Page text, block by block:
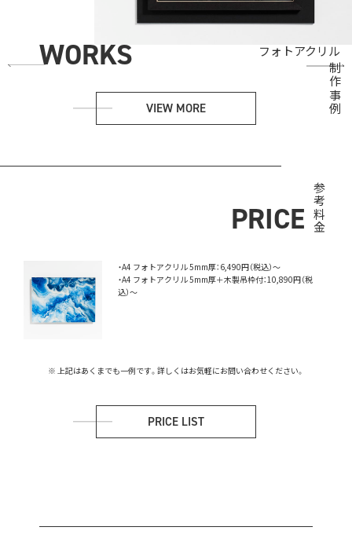
WORKS
制作事例
フォトアクリル
#ミュージアムプリント#半光沢紙
#ミュージアムプリント#アクリル
#UVプリント#木製パネル
#ネオン#UVプリント#UV積層プリント
#ホログラム紙
#アルミ複合板 #金箔・銀箔 #その他メディア
時吉あきな｜Liminal Suite｜
#ミュージアムプリント#アクリル
山田太郎 ｜温室の凍蝶は、
#UVプリント#和紙#アクリル
村田蓮爾｜村田蓮爾原画展 new world new day
#UVプリント#UV積層プリント
上村可織｜SIGNIFICANT BAGATELLES
#ミュージアムプリント#アクリル
岡田舞子｜ “Retina”｜
#UVプリント#アクリル
広岡 毅｜ “東京ゴーレム in SEIBU IKEBUKURO”｜
#ミュージアムプリント#アート紙
#ミュージアムプリント#UVプリント
#ミュージアムプリント
#半光沢紙
#アクリル #ポンジ#アルミ複合板
Next
Atsushi Maeda / 前田 純｜LINES ALIVE −線は、生きている−
#ミュージアムプリント
原田ちあき｜丸善ジュンク堂書店｜POPUP SHOP『私 本が好きでよかった』
#UVプリント
#ネオン #UVプリント #アクリル#ホログラム紙
#アルミ複合板
時吉あきな｜Liminal Suite｜
#ミュージアムプリント
山田太郎 ｜温室の凍蝶は、
#UVプリント
村田蓮爾｜村田蓮爾原画展 new world new day
#UVプリント
上村可織｜SIGNIFICANT BAGATELLES
#ミュージアムプリント
岡田舞子｜ “Retina”｜
#UVプリント
広岡 毅｜ “東京ゴーレム in SEIBU IKEBUKURO”｜
#ミュージアムプリント
GILLOCHINDOX☆GILLOCHINDAE | 獸（第2章 / BEAUTIFUL DAYDREAM ) |
#ミュージアムプリント
#ミュージアムプリント #昇華転写プリント #半光沢紙
#アクリル#ポンジ
尾身沙紀｜ Wanderlust by Saki Omi (Union Publishing Limited)｜
#ミュージアムプリント Previous
原田ちあき｜丸善ジュンク堂書店｜POPUP SHOP『私 本が好きでよかった』
#UVプリント#木製パネル
#ネオン #UVプリント#UV積層プリント
#ホログラム紙
#アルミ複合板 #金箔・銀箔
時吉あきな｜Liminal Suite｜
#ミュージアムプリント#アクリル
山田太郎 ｜温室の凍蝶は、
#UVプリント#和紙#アクリル
村田蓮爾｜村田蓮爾原画展 new world new day
#UVプリント#UV積層プリント
上村可織｜SIGNIFICANT BAGATELLES
#ミュージアムプリント#アクリル
岡田舞子｜ “Retina”｜
#UVプリント#アクリル
広岡 毅｜ “東京ゴーレム in SEIBU IKEBUKURO”｜
#ミュージアムプリント#アート紙
GILLOCHINDOX☆GILLOCHINDAE | 獸（第2章 / BEAUTIFUL DAYDREAM ) |
#ミュージアムプリント#UVプリント
#ミュージアムプリント
#半光沢紙
#アクリル
#ポンジ#アルミ複合板
尾身沙紀｜ Wanderlust by Saki Omi (Union Publishing Limited)｜
#ミュージアムプリント#半光沢紙
Atsushi Maeda / 前田 純｜LINES ALIVE −線は、生きている−
#ミュージアムプリント#アクリル
VIEW MORE
PRICE 参考料金
・A4 フォトアクリル 5mm厚：6,490円（税込）〜
・A4 フォトアクリル 5mm厚＋木製吊枠付：10,890円（税
込）〜
上記はあくまでも一例です。詳しくはお気軽にお問い合わせください。
PRICE LIST